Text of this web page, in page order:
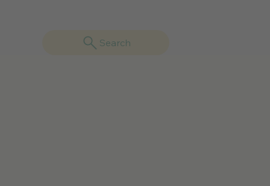
Search